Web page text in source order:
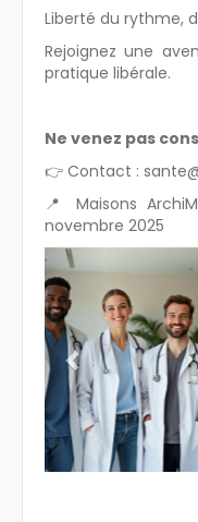
Liberté du rythme,
Rejoignez une
pratique libérale.
Ne venez pas
👉 Contact :
📍 Maisons
novembre 2025
Previous